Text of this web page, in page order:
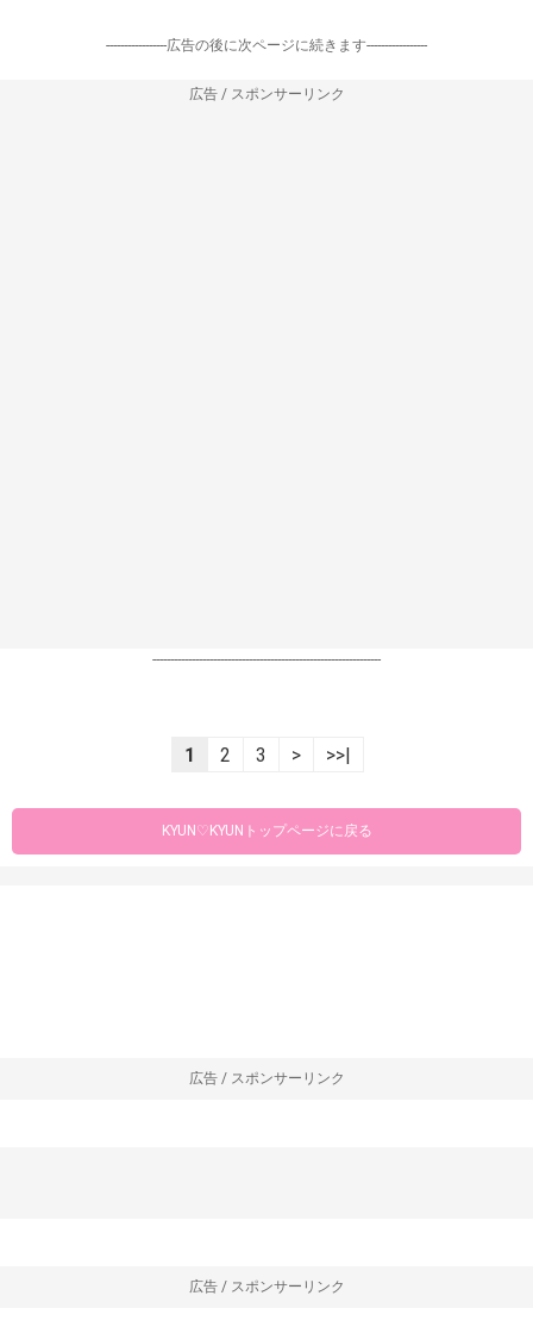
-----------------広告の後に次ページに続きます-----------------
広告 / スポンサーリンク
----------------------------------------------------------------
1 2 3 > >>|
KYUN♡KYUNトップページに戻る
広告 / スポンサーリンク
広告 / スポンサーリンク